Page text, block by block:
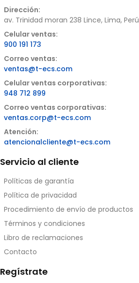
Dirección:
av. Trinidad moran 238 Lince, Lima, Perú
Celular ventas:
900 191 173
Correo ventas:
ventas@t-ecs.com
Celular ventas corporativas:
948 712 899
Correo ventas corporativas:
ventas.corp@t-ecs.com
Atención:
atencionalcliente@t-ecs.com
Servicio al cliente
Políticas de garantía
Política de privacidad
Procedimiento de envío de productos
Términos y condiciones
Libro de reclamaciones
Contacto
Regístrate